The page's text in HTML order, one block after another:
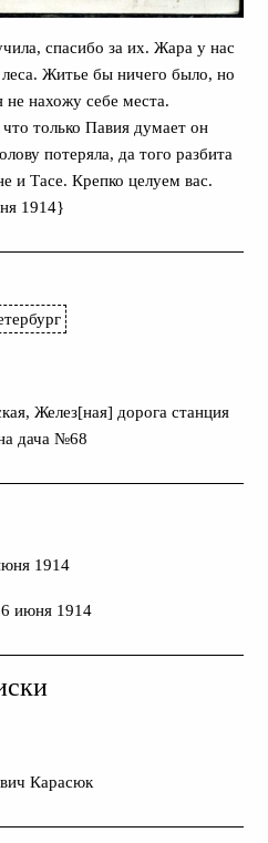
спасибо за их. Жара у нас
Житье бы ничего было, но
не нахожу себе места.
только Павия думает он
потеряла, да того разбита
и Тасе. Крепко целуем вас.
1914}
Желез[ная] дорога станция
дача №68
1914
июня 1914
Карасюк